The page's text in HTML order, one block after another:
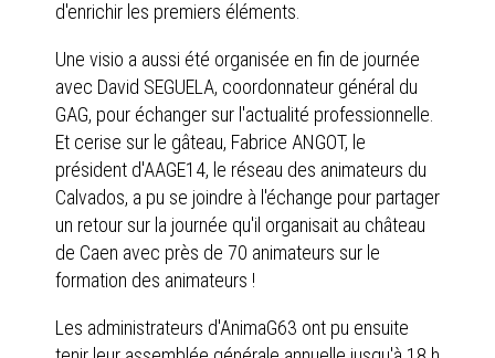
d'enrichir les premiers éléments.
Une visio a aussi été organisée en fin de journée
avec David SEGUELA, coordonnateur général du
GAG, pour échanger sur l'actualité professionnelle.
Et cerise sur le gâteau, Fabrice ANGOT, le
président d'AAGE14, le réseau des animateurs du
Calvados, a pu se joindre à l'échange pour partager
un retour sur la journée qu'il organisait au château
de Caen avec près de 70 animateurs sur le
formation des animateurs !
Les administrateurs d'AnimaG63 ont pu ensuite